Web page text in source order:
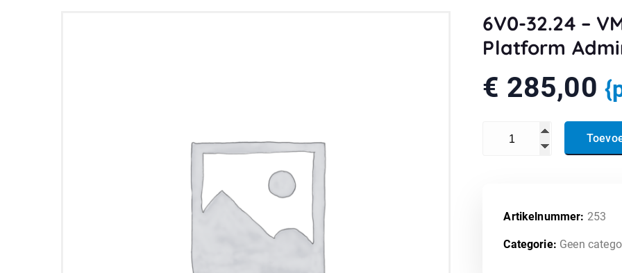
6V0-32.24 –
Platform
€ 285,00
6V0-32.24 - VMware
Artikelnummer: 253
Categorie: Geen